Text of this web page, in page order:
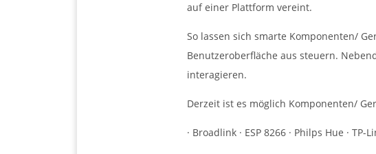
auf einer Plattform vereint.
So lassen sich smarte Komponenten/
Benutzeroberfläche aus steuern.
interagieren.
Derzeit ist es möglich Komponenten/
· Broadlink · ESP 8266 · Philps Hue · TP-